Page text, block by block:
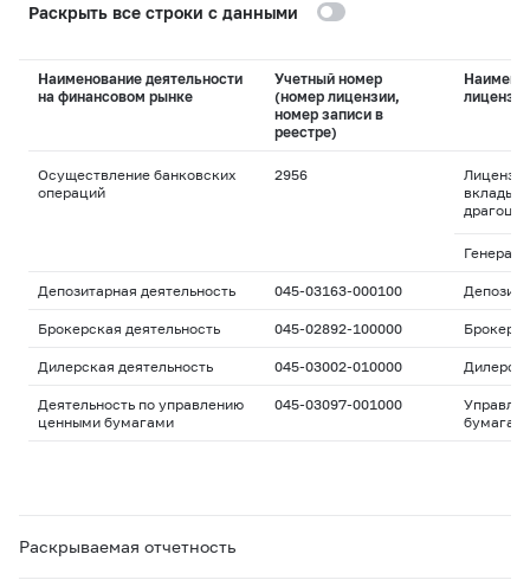
Раскрыть все строки с данными
Наименование деятельности
на финансовом рынке
Учетный номер
(номер лицензии,
номер записи в
реестре)
лицензии
Осуществление банковских
операций
2956
вклады
Депозитарная деятельность 045-03163-000100
Брокерская деятельность 045-02892-100000
Дилерская деятельность 045-03002-010000
Деятельность по управлению
ценными бумагами
045-03097-001000
Раскрываемая отчетность